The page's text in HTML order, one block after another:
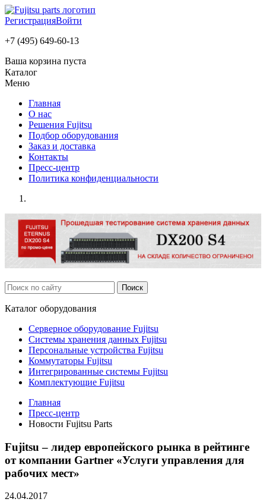
РегистрацияВойти
+7 (495) 649-60-13
Ваша корзина пуста
Каталог
Меню
Главная
О нас
Решения Fujitsu
Подбор оборудования
Заказ и доставка
Контакты
Пресс-центр
Политика конфиденциальности
Каталог оборудования
Серверное оборудование Fujitsu
Системы хранения данных Fujitsu
Персональные устройства Fujitsu
Коммутаторы Fujitsu
Интегрированные системы Fujitsu
Комплектующие Fujitsu
Главная
Пресс-центр
Новости Fujitsu Parts
Fujitsu – лидер европейского рынка в рейтинге
от компании Gartner «Услуги управления для
рабочих мест»
24.04.2017